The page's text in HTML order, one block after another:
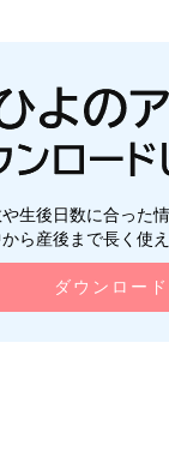
生後日数に合った
ら産後まで長く使
ダウンロード